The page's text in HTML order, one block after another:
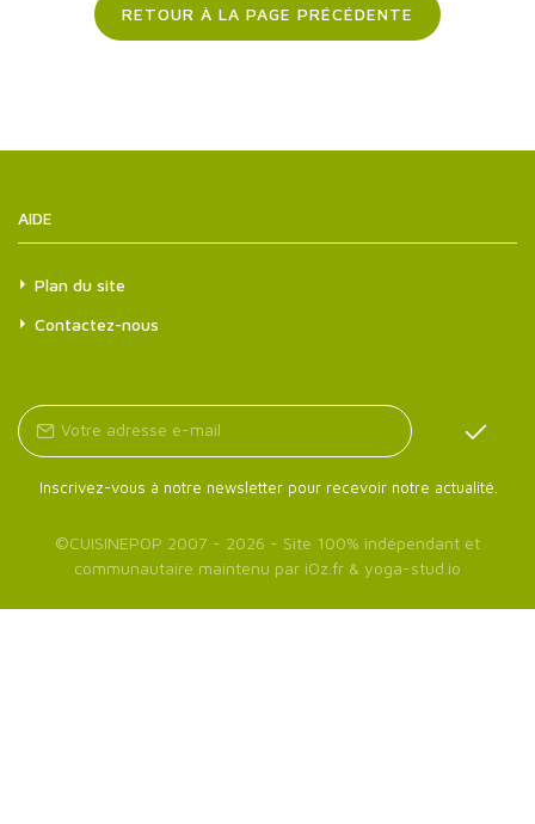
RETOUR À LA PAGE PRÉCÉDENTE
AIDE
Plan du site
Contactez-nous
Inscrivez-vous à notre newsletter pour recevoir notre actualité.
©CUISINEPOP 2007 - 2026 - Site 100% indépendant et
communautaire maintenu par iOz.fr & yoga-stud.io